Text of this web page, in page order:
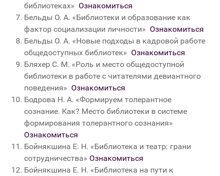
библиотеках» Ознакомиться
Бельды О. А. «Библиотеки и образование как
фактор социализации личности» Ознакомиться
Бельды О. А. «Новые подходы в кадровой работе
общедоступных библиотек» Ознакомиться
Бляхер С. М. «Роль и место общедоступной
библиотеки в работе с читателями девиантного
поведения» Ознакомиться
Бодрова Н. А. «Формируем толерантное
сознание. Как? Место библиотеки в системе
формирования толерантного сознания»
Ознакомиться
Бойнякшина Е. Н. «Библиотека и театр: грани
сотрудничества» Ознакомиться
Бойнякшина Е. Н. «Библиотека на пути к